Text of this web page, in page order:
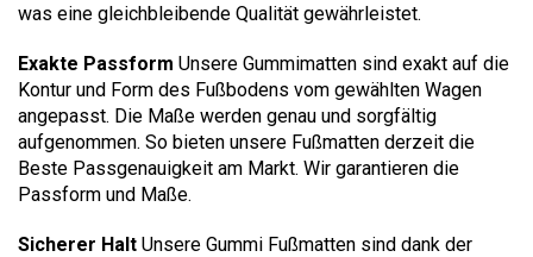
was eine gleichbleibende Qualität gewährleistet.
Exakte Passform Unsere Gummimatten sind exakt auf die
Kontur und Form des Fußbodens vom gewählten Wagen
angepasst. Die Maße werden genau und sorgfältig
aufgenommen. So bieten unsere Fußmatten derzeit die
Beste Passgenauigkeit am Markt. Wir garantieren die
Passform und Maße.
Sicherer Halt Unsere Gummi Fußmatten sind dank der